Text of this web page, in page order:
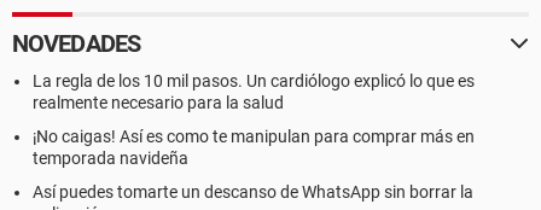
NOVEDADES
La regla de los 10 mil pasos. Un cardiólogo explicó lo que es
realmente necesario para la salud
¡No caigas! Así es como te manipulan para comprar más en
temporada navideña
Así puedes tomarte un descanso de WhatsApp sin borrar la